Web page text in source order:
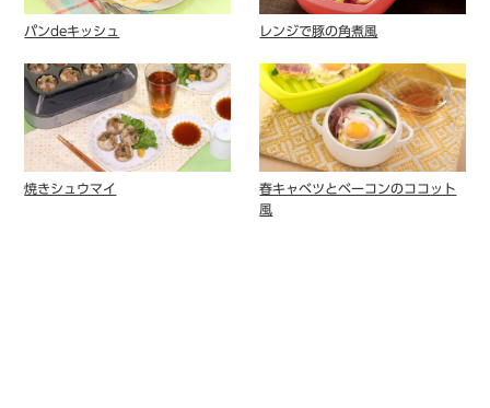
パンdeキッシュ レンジで豚の角煮風
焼きシュウマイ
春キャベツとベーコンのココット
風